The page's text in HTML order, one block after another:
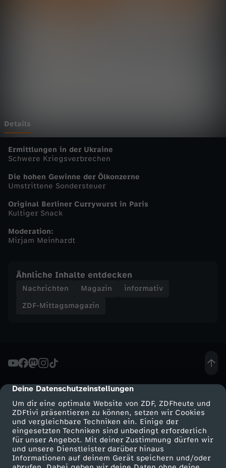
cmp-dialog-description
Deine Datenschutzeinstellungen
Um dir eine optimale Website von ZDF, ZDFheute und
ZDFtivi präsentieren zu können, setzen wir Cookies
und vergleichbare Techniken ein. Einige der
eingesetzten Techniken sind unbedingt erforderlich
für unser Angebot. Mit deiner Zustimmung dürfen wir
und unsere Dienstleister darüber hinaus
Informationen auf deinem Gerät speichern und/oder
a
g
a
z
n
-
Z
-
M
i
t
Details
Ermittlungen in der Ukraine
Schwere Kriegsverbrechen
Die hohen Gewinne der Ölkonzerne
Umstrittene Sondersteuer
Original Berliner Currywurst in Paris
Kultiger Snack
Moderation:
Mirjam Meinhardt
Ähnliche Inhalte entdecken
Nachrichten Magazin
informativ
ZDF-Mittagsmagazin
Mehr ZDF
ZDF-Apps
Service
ZDFmitreden